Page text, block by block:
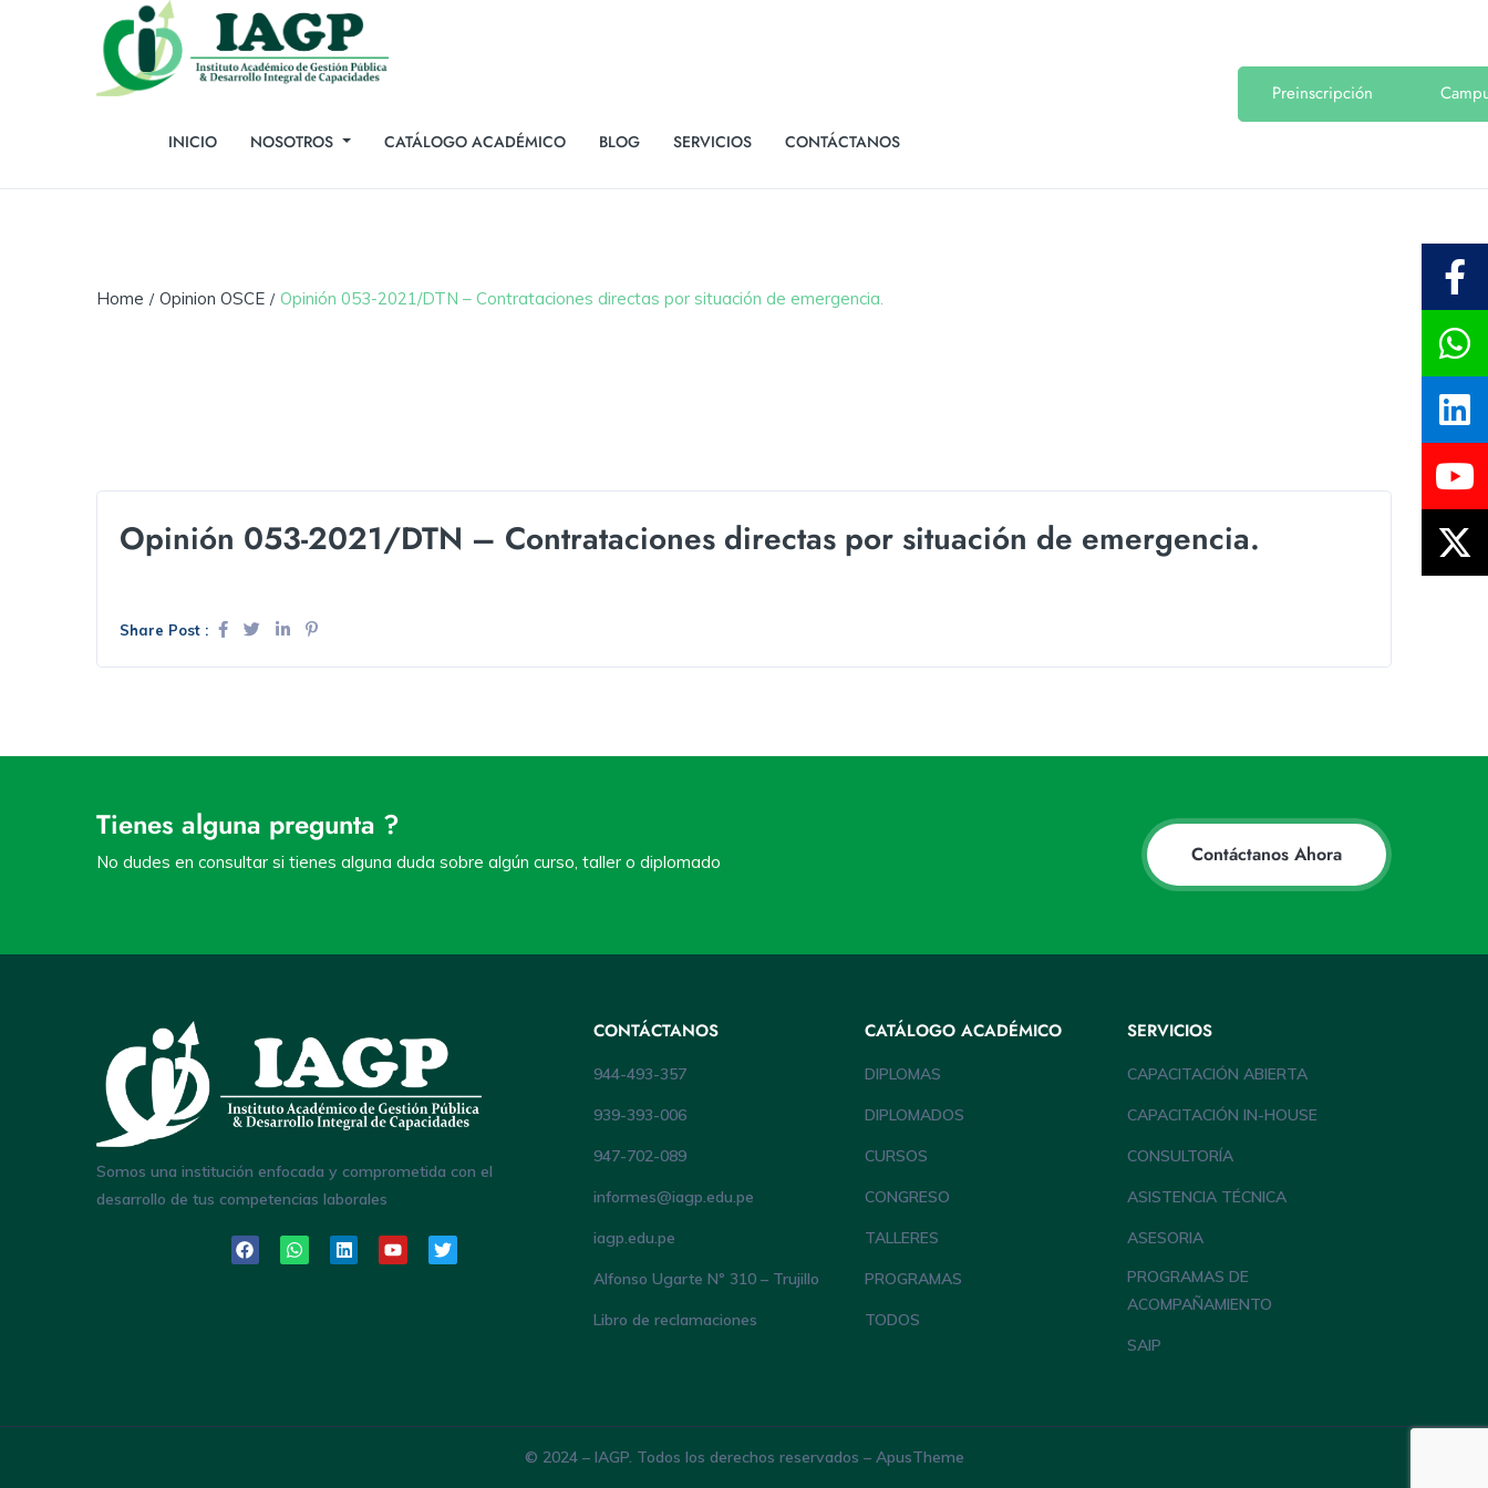
INICIO NOSOTROS CATÁLOGO ACADÉMICO BLOG SERVICIOS CONTÁCTANOS
Preinscripción
Home Opinion OSCE Opinión 053-2021/DTN – Contrataciones directas por situación de emergencia.
Opinión 053-2021/DTN – Contrataciones directas por situación de emergencia.
Share Post :
Tienes alguna pregunta ?
No dudes en consultar si tienes alguna duda sobre algún curso, taller o diplomado Contáctanos Ahora
Somos una institución enfocada y comprometida con el
desarrollo de tus competencias laborales
CONTÁCTANOS
944-493-357
939-393-006
947-702-089
informes@iagp.edu.pe
iagp.edu.pe
Alfonso Ugarte Nº 310 – Trujillo
Libro de reclamaciones
CATÁLOGO ACADÉMICO
DIPLOMAS
DIPLOMADOS
CURSOS
CONGRESO
TALLERES
PROGRAMAS
TODOS
SERVICIOS
CAPACITACIÓN ABIERTA
CAPACITACIÓN IN-HOUSE
CONSULTORÍA
ASISTENCIA TÉCNICA
ASESORIA
PROGRAMAS DE
ACOMPAÑAMIENTO
SAIP
© 2024 – IAGP. Todos los derechos reservados – ApusTheme